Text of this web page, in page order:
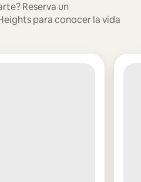
Reserva un
para conocer la vida